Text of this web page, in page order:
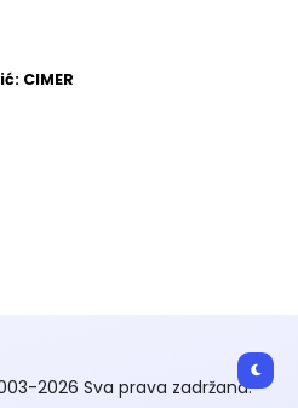
CIMER
2026 Sva prava zadržana.